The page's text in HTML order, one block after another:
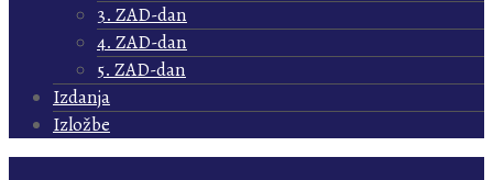
3. ZAD-dan
4. ZAD-dan
5. ZAD-dan
Izdanja
Izložbe